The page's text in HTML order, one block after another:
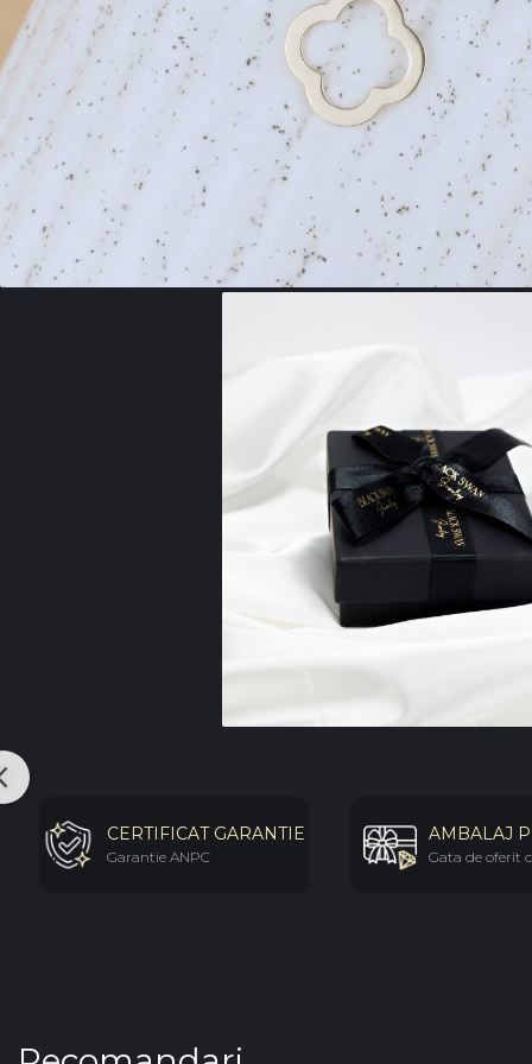
CERTIFICAT GARANTIE
Garantie ANPC
AMBALAJ
Gata de oferit